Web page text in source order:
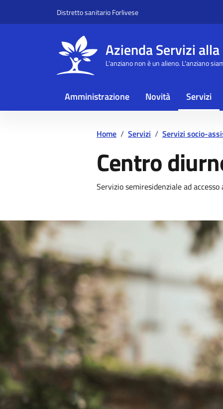
Distretto sanitario Forlivese
Azienda Servizi
L'anziano non è un alieno. L'anziano
Amministrazione Novità Servizi
Home / Servizi / Servizi socio-
Centro
Dettagli del
Servizio semiresidenziale ad